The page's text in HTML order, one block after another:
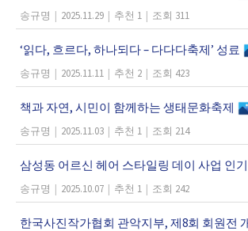
송규명 | 2025.11.29 | 추천 1 | 조회 311
‘읽다, 흐르다, 하나되다 – 다다다축제’ 성료
송규명 | 2025.11.11 | 추천 2 | 조회 423
책과 자연, 시민이 함께하는 생태문화축제
송규명 | 2025.11.03 | 추천 1 | 조회 214
삼성동 어르신 헤어 스타일링 데이 사업 인기
송규명 | 2025.10.07 | 추천 1 | 조회 242
한국사진작가협회 관악지부, 제8회 회원전